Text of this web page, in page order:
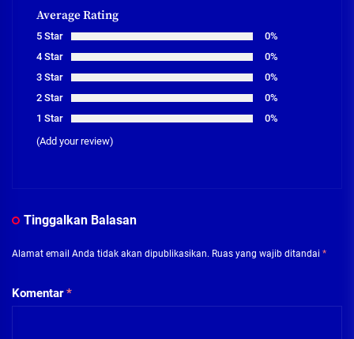
Average Rating
5 Star
0%
4 Star
0%
3 Star
0%
2 Star
0%
1 Star
0%
(Add your review)
Tinggalkan Balasan
Alamat email Anda tidak akan dipublikasikan. Ruas yang wajib ditandai *
Komentar*